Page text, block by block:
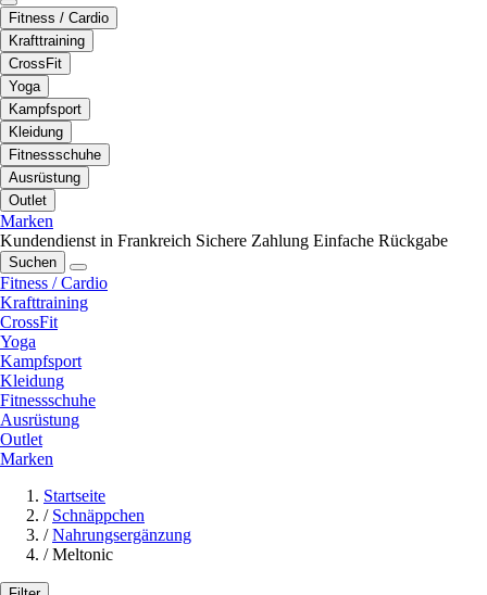
Fitness / Cardio
Krafttraining
CrossFit
Yoga
Kampfsport
Kleidung
Fitnessschuhe
Ausrüstung
Outlet
Marken
Kundendienst in Frankreich Sichere Zahlung Einfache Rückgabe
Suchen
Fitness / Cardio
Krafttraining
CrossFit
Yoga
Kampfsport
Kleidung
Fitnessschuhe
Ausrüstung
Outlet
Marken
Startseite
/ Schnäppchen
/ Nahrungsergänzung
/ Meltonic